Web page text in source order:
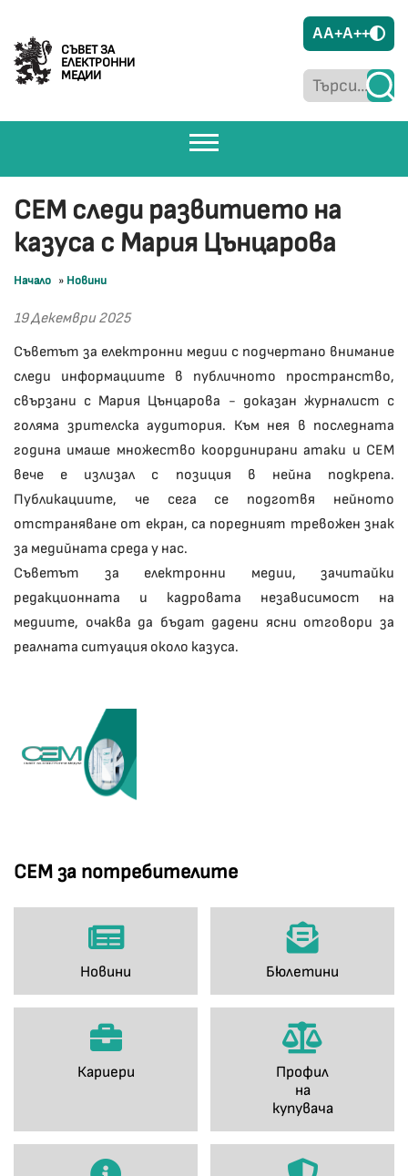
СЪВЕТ ЗА
ЕЛЕКТРОННИ
МЕДИИ
AA+A++
СЕМ за потребителите
Новини Бюлетини
Кариери
Профил
на
купувача
СЕМ следи развитието на
казуса с Мария Цънцарова
Начало » Новини
19 Декември 2025
Съветът за електронни медии с подчертано внимание
следи информациите в публичното пространство,
свързани с Мария Цънцарова - доказан журналист с
голяма зрителска аудитория. Към нея в последната
година имаше множество координирани атаки и СЕМ
вече е излизал с позиция в нейна подкрепа.
Публикациите, че сега се подготвя нейното
отстраняване от екран, са поредният тревожен знак
за медийната среда у нас.
Съветът за електронни медии, зачитайки
редакционната и кадровата независимост на
медиите, очаква да бъдат дадени ясни отговори за
реалната ситуация около казуса.